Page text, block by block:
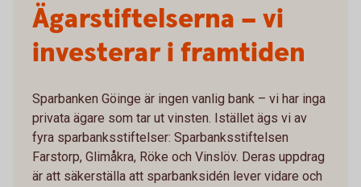
Ägarstiftelserna – vi
investerar i framtiden
Sparbanken Göinge är ingen vanlig bank – vi har inga
privata ägare som tar ut vinsten. Istället ägs vi av
fyra sparbanksstiftelser: Sparbanksstiftelsen
Farstorp, Glimåkra, Röke och Vinslöv. Deras uppdrag
är att säkerställa att sparbanksidén lever vidare och